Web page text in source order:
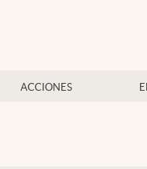
ACCIONES